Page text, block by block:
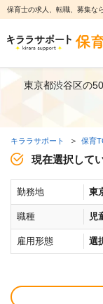
保育士の求人、転職、募集な
東京都渋谷区の
キララサポート 保育
現在選択して
勤務地 東
職種 児
雇用形態 選